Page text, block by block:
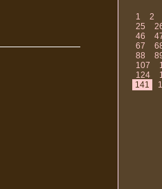
1
2
25
46
67
88
107
124
141